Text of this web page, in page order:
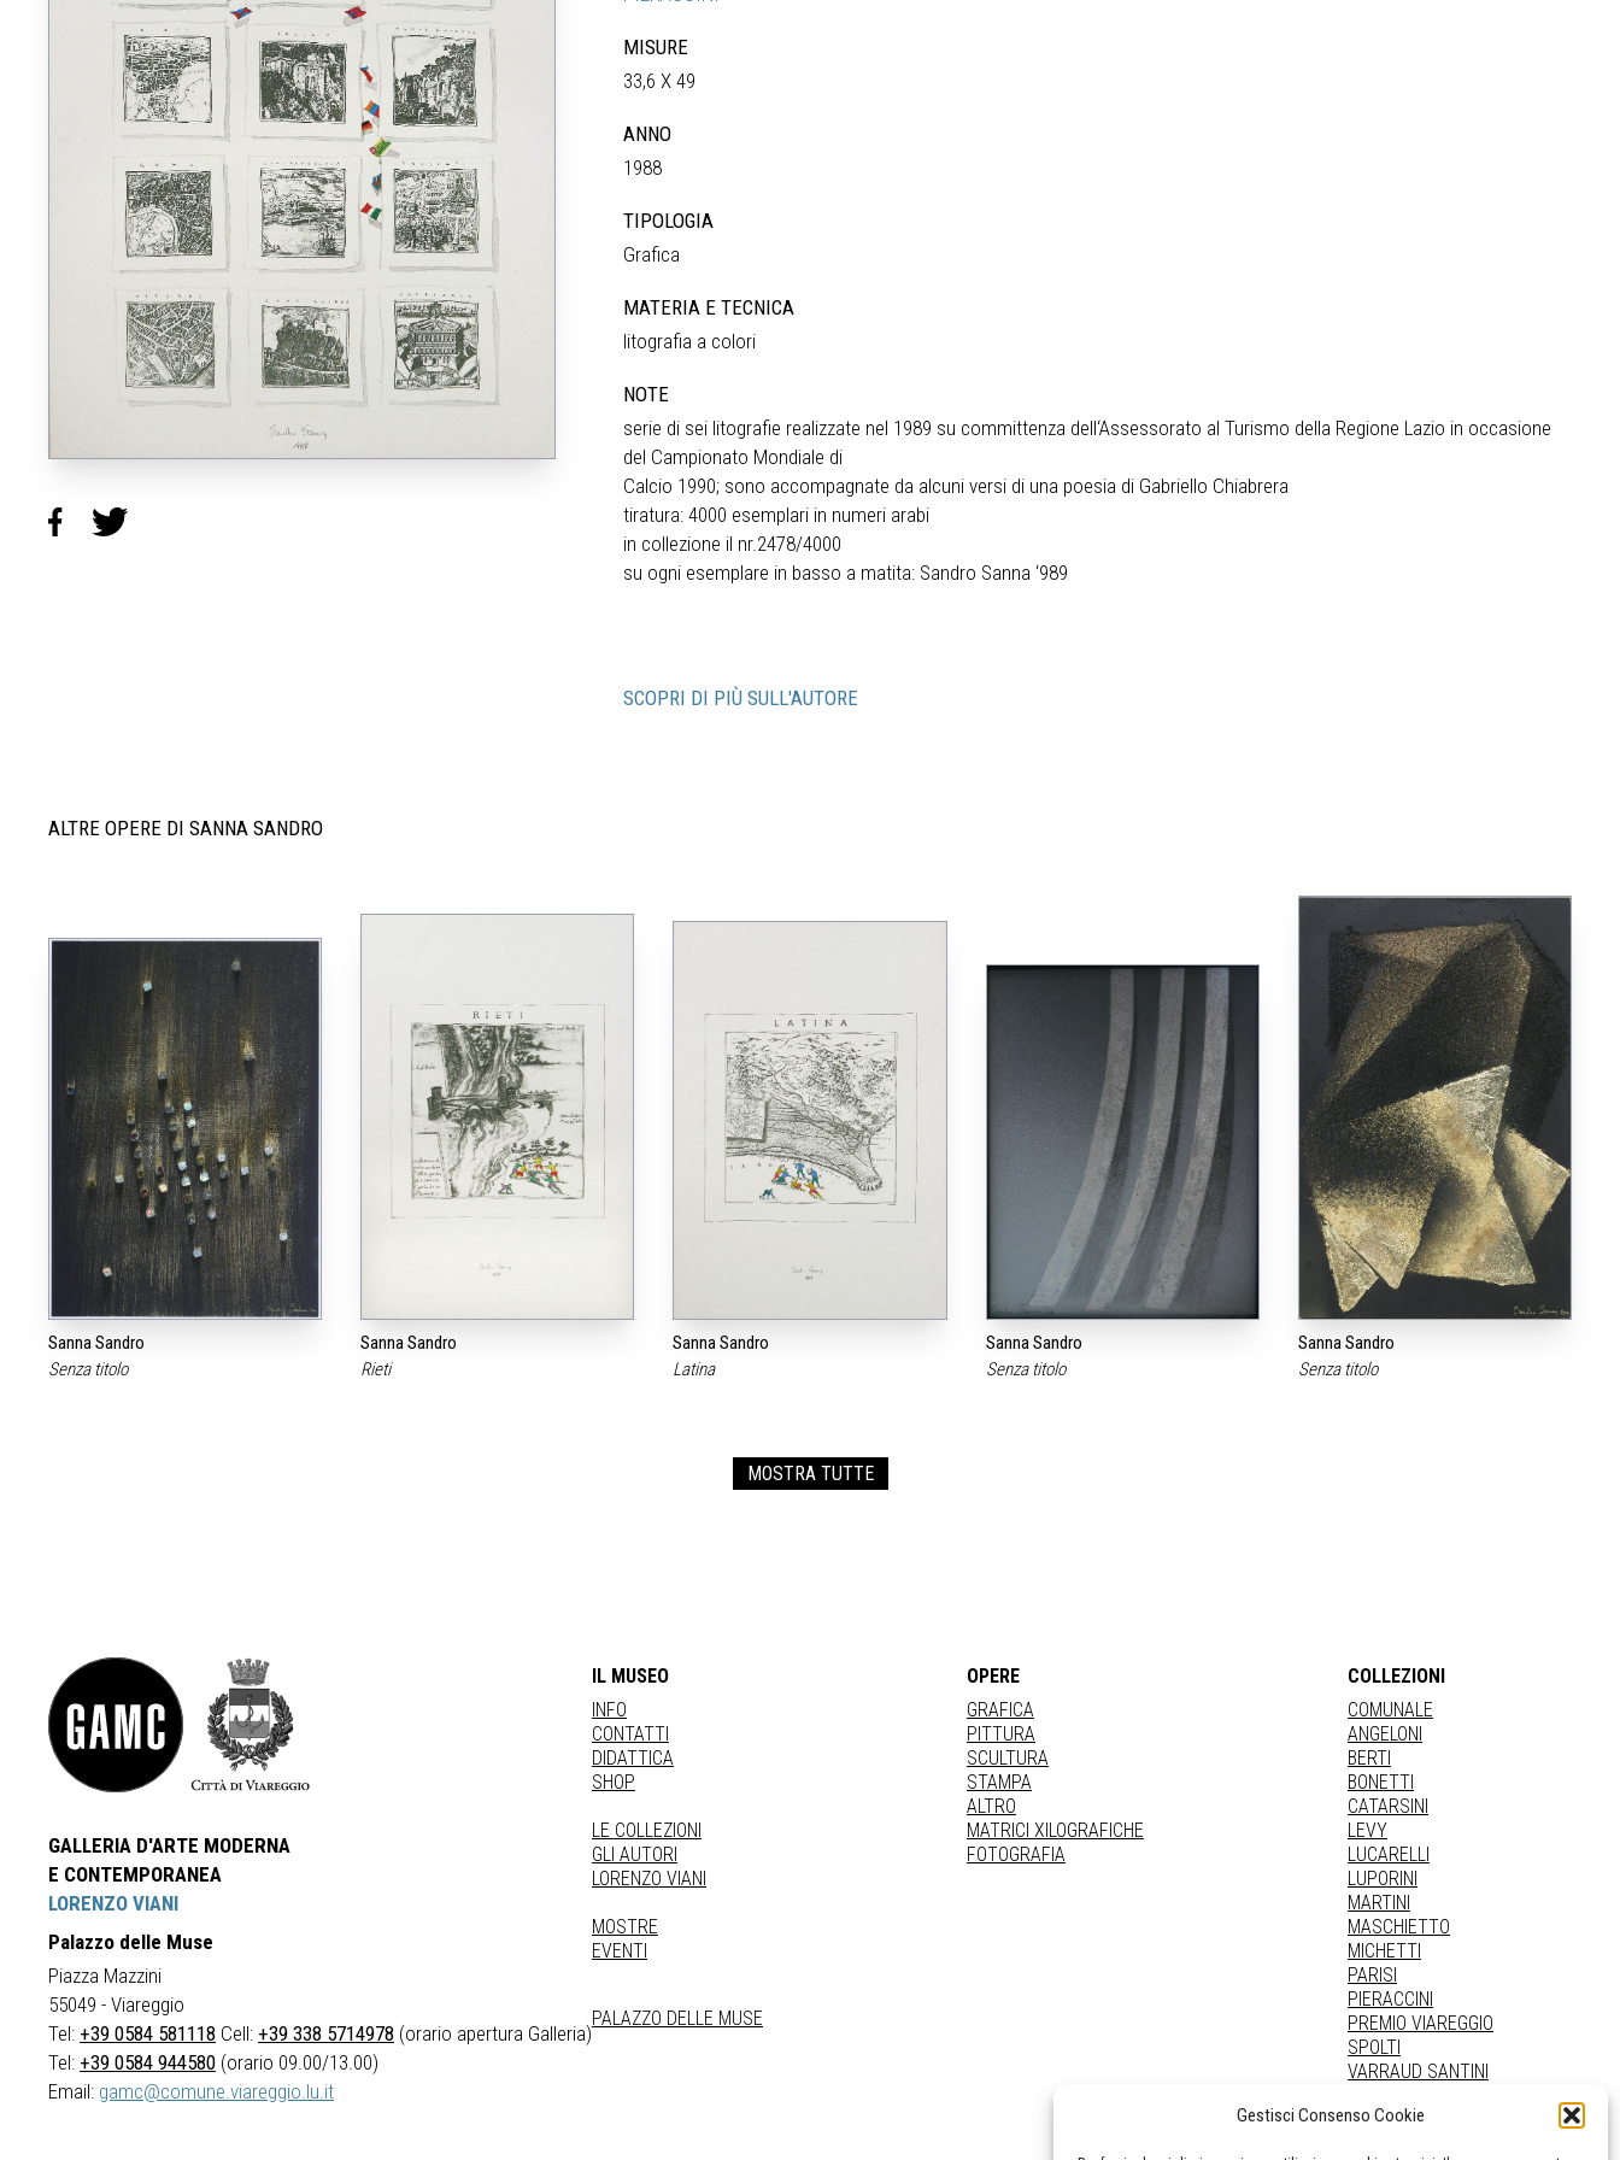
Gestisci Consenso Cookie
MISURE
33,6 X 49
ANNO
1988
TIPOLOGIA
Grafica
MATERIA E TECNICA
litografia a colori
NOTE
serie di sei litografie realizzate nel 1989 su committenza dell‘Assessorato al Turismo della Regione Lazio in occasione
del Campionato Mondiale di
Calcio 1990; sono accompagnate da alcuni versi di una poesia di Gabriello Chiabrera
tiratura: 4000 esemplari in numeri arabi
in collezione il nr.2478/4000
su ogni esemplare in basso a matita: Sandro Sanna ‘989
SCOPRI DI PIÙ SULL'AUTORE
ALTRE OPERE DI SANNA SANDRO
Sanna Sandro
Senza titolo
Sanna Sandro
Rieti
Sanna Sandro
Latina
Sanna Sandro
Senza titolo
Sanna Sandro
Senza titolo
MOSTRA TUTTE
GALLERIA D'ARTE MODERNA
E CONTEMPORANEA
LORENZO VIANI
Palazzo delle Muse
Piazza Mazzini
55049 - Viareggio
Tel: +39 0584 581118 Cell: +39 338 5714978 (orario apertura Galleria)
Tel: +39 0584 944580 (orario 09.00/13.00)
Email: gamc@comune.viareggio.lu.it
IL MUSEO
INFO
CONTATTI
DIDATTICA
SHOP
LE COLLEZIONI
GLI AUTORI
LORENZO VIANI
MOSTRE
EVENTI
PALAZZO DELLE MUSE
OPERE
GRAFICA
PITTURA
SCULTURA
STAMPA
ALTRO
MATRICI XILOGRAFICHE
FOTOGRAFIA
COLLEZIONI
COMUNALE
ANGELONI
BERTI
BONETTI
CATARSINI
LEVY
LUCARELLI
LUPORINI
MARTINI
MASCHIETTO
MICHETTI
PARISI
PIERACCINI
PREMIO VIAREGGIO
SPOLTI
VARRAUD SANTINI